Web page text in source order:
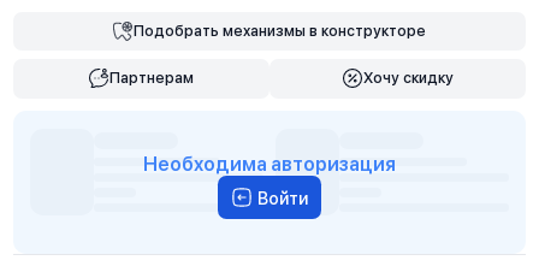
Подобрать механизмыв конструкторе
Партнерам Хочу скидку
Необходима авторизация
Войти